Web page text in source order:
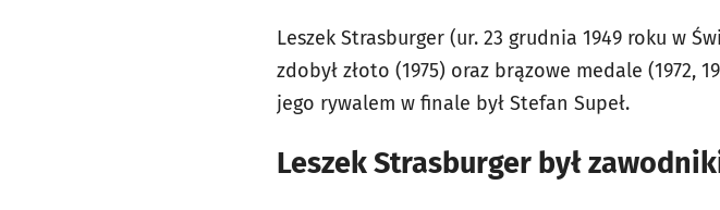
Leszek Strasburger (ur. 23 grudnia 1949 roku w
zdobył złoto (1975) oraz brązowe medale (1972,
jego rywalem w finale był Stefan Supeł.
Leszek Strasburger był